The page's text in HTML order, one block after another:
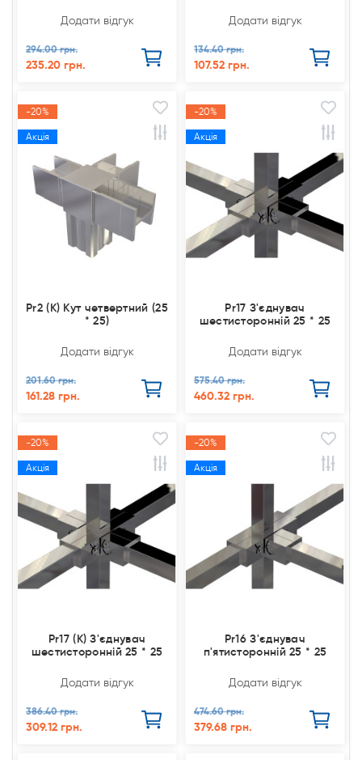
Додати відгук
294.00 грн.
235.20 грн.
Додати відгук
134.40 грн.
107.52 грн.
-20%
Акція
Pr2 (К) Кут четвертний (25
* 25)
Додати відгук
201.60 грн.
161.28 грн.
-20%
Акція
Pr17 З'єднувач
шестисторонній 25 * 25
Додати відгук
575.40 грн.
460.32 грн.
-20%
Акція
Pr17 (К) З'єднувач
шестисторонній 25 * 25
Додати відгук
386.40 грн.
309.12 грн.
-20%
Акція
Pr16 З'єднувач
п'ятисторонній 25 * 25
Додати відгук
474.60 грн.
379.68 грн.